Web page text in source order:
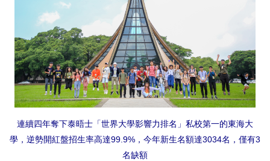
連續四年奪下泰晤士「世界大學影響力排名」私校第一的東海大
學，逆勢開紅盤招生率高達99.9%，今年新生名額達3034名，僅有3
名缺額